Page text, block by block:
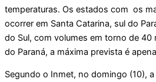
temperaturas. Os estados com os
ocorrer em Santa Catarina, sul do
do Sul, com volumes em torno de
do Paraná, a máxima prevista é
Segundo o Inmet, no domingo (10),